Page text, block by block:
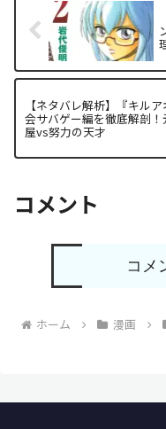
【ネタバレ解析】『キル
会サバゲー編を徹底解剖
屋vs努力の天才
コメント
コメ
ホーム 漫画